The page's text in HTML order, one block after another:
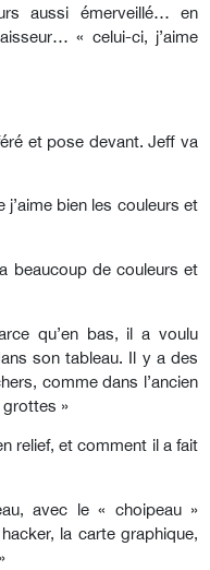
aussi émerveillé… en
« celui-ci, j’aime
et pose devant. Jeff va
j’aime bien les couleurs et
beaucoup de couleurs et
qu’en bas, il a voulu
son tableau. Il y a des
comme dans l’ancien
grottes »
relief, et comment il a fait
avec le « choipeau »
la carte graphique,